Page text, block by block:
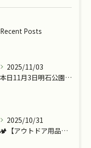
Recent Posts
2025/11/03
本日11月3日明石公園で『ツカッテチョ』&『モッテコリン』で...
2025/10/31
🏕️【アウトドア用品、今こそ見直しませんか？】